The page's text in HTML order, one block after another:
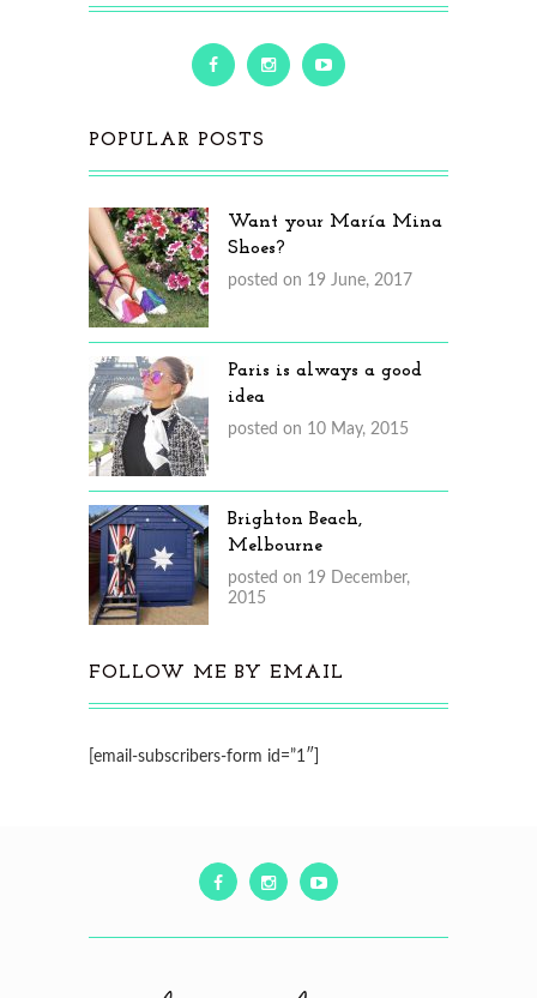
POPULAR POSTS
Want your María Mina
Shoes?
posted on 19 June, 2017
Paris is always a good
idea
posted on 10 May, 2015
Brighton Beach,
Melbourne
posted on 19 December,
2015
FOLLOW ME BY EMAIL
[email-subscribers-form id=”1″]